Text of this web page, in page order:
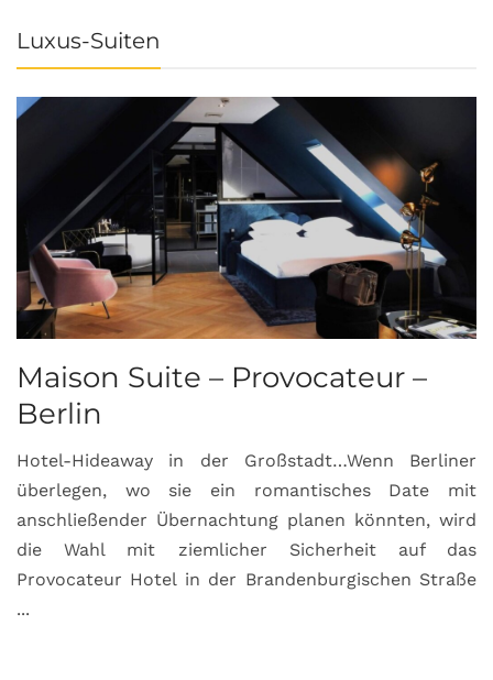
Luxus-Suiten
Maison Suite – Provocateur –
Berlin
Hotel-Hideaway in der Großstadt…Wenn Berliner
überlegen, wo sie ein romantisches Date mit
anschließender Übernachtung planen könnten, wird
die Wahl mit ziemlicher Sicherheit auf das
Provocateur Hotel in der Brandenburgischen Straße
...